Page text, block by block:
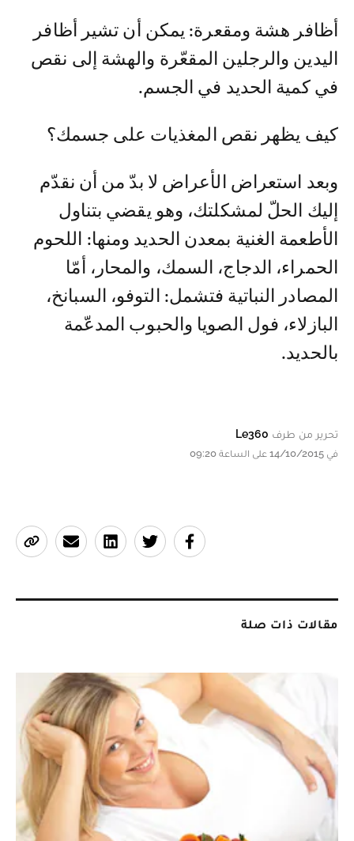
أظافر هشة ومقعرة: يمكن أن تشير أظافر
اليدين والرجلين المقعّرة والهشة إلى نقص
في كمية الحديد في الجسم.
كيف يظهر نقص المغذيات على جسمك؟
وبعد استعراض الأعراض لا بدّ من أن نقدّم
إليك الحلّ لمشكلتك، وهو يقضي بتناول
الأطعمة الغنية بمعدن الحديد ومنها: اللحوم
الحمراء، الدجاج، السمك، والمحار، أمّا
المصادر النباتية فتشمل: التوفو، السبانخ،
البازلاء، فول الصويا والحبوب المدعّمة
بالحديد.
تحرير من طرف Le360
في 14/10/2015 على الساعة 09:20
مقالات ذات صلة